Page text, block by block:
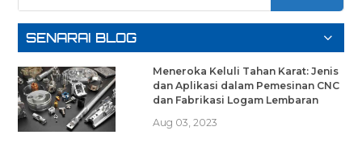
SENARAI BLOG
Meneroka Keluli Tahan Karat: Jenis
dan Aplikasi dalam Pemesinan CNC
dan Fabrikasi Logam Lembaran
Aug 03, 2023